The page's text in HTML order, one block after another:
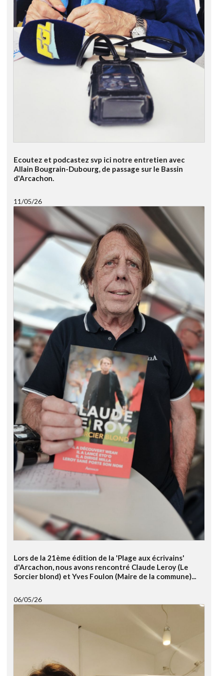
Ecoutez et podcastez svp ici notre entretien avec
Allain Bougrain-Dubourg, de passage sur le Bassin
d'Arcachon.
11/05/26
Lors de la 21ème édition de la 'Plage aux écrivains'
d'Arcachon, nous avons rencontré Claude Leroy (Le
Sorcier blond) et Yves Foulon (Maire de la commune)...
06/05/26